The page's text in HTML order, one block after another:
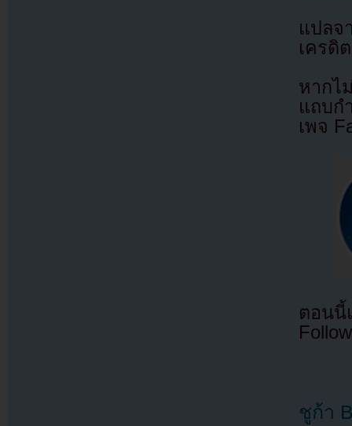
แปล
เครดิ
หากไ
แถบก
เพจ
ตอนนี้
ชูก้า